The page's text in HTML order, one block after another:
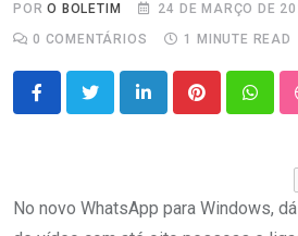
PORO BOLETIM
24 DE MARÇO DE
0 COMENTÁRIOS 1 MINUTE READ
LinkedInPinterest
No novo WhatsApp para Windows,